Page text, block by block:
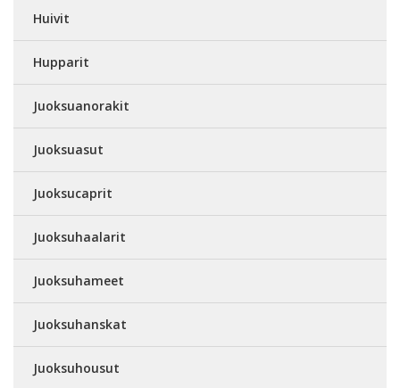
Huivit
Hupparit
Juoksuanorakit
Juoksuasut
Juoksucaprit
Juoksuhaalarit
Juoksuhameet
Juoksuhanskat
Juoksuhousut